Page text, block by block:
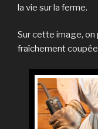
la vie sur la ferme.
Sur cette image, on
fraîchement